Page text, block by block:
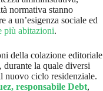
normativa stanno
a un’esigenza sociale ed
più abitazioni.
della colazione editoriale
, durante la quale diversi
nuovo ciclo residenziale.
responsabile Debt,